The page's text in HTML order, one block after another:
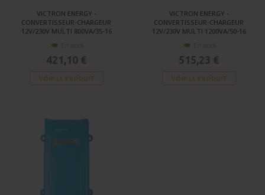
VICTRON ENERGY -
CONVERTISSEUR-CHARGEUR
12V/230V MULTI 800VA/35-16
En stock
421,10 €
VOIR LE PRODUIT
VICTRON ENERGY -
CONVERTISSEUR-CHARGEUR
12V/230V MULTI 1200VA/50-16
En stock
515,23 €
VOIR LE PRODUIT